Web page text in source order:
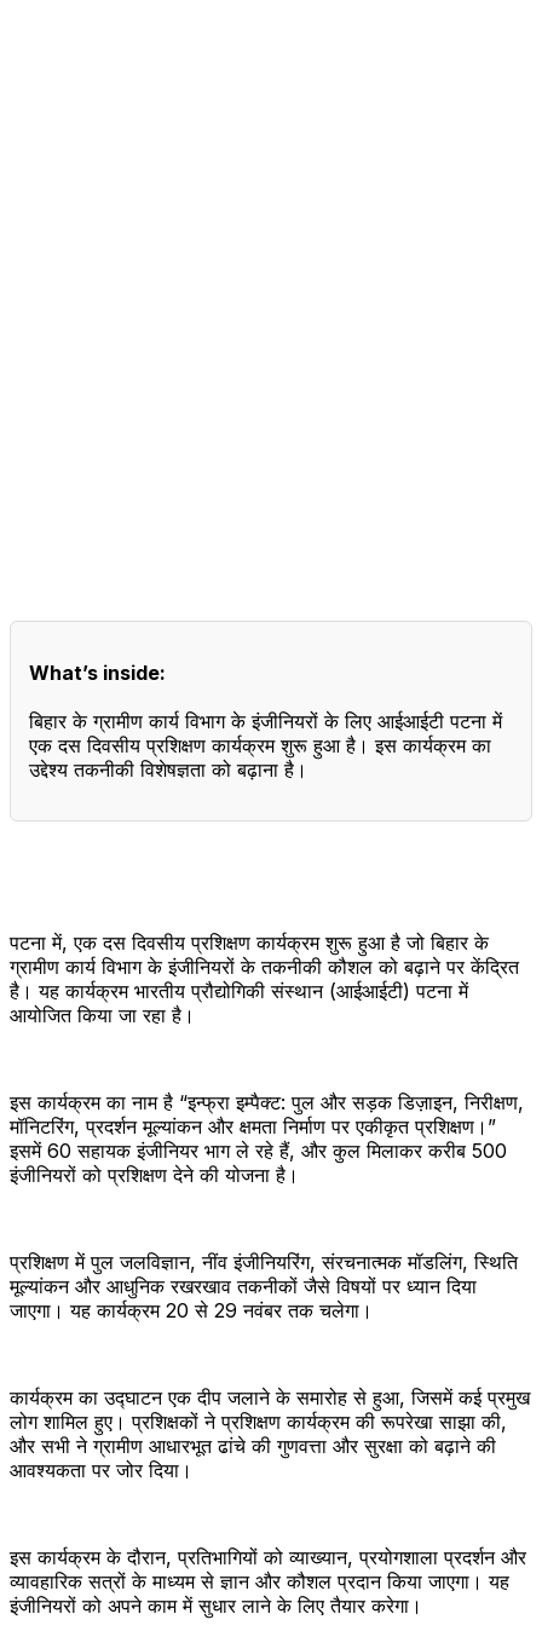
What’s inside:
बिहार के ग्रामीण कार्य विभाग के इंजीनियरों के लिए आईआईटी पटना में
एक दस दिवसीय प्रशिक्षण कार्यक्रम शुरू हुआ है। इस कार्यक्रम का
उद्देश्य तकनीकी विशेषज्ञता को बढ़ाना है।
पटना में, एक दस दिवसीय प्रशिक्षण कार्यक्रम शुरू हुआ है जो बिहार के
ग्रामीण कार्य विभाग के इंजीनियरों के तकनीकी कौशल को बढ़ाने पर केंद्रित
है। यह कार्यक्रम भारतीय प्रौद्योगिकी संस्थान (आईआईटी) पटना में
आयोजित किया जा रहा है।
इस कार्यक्रम का नाम है “इन्फ्रा इम्पैक्ट: पुल और सड़क डिज़ाइन, निरीक्षण,
मॉनिटरिंग, प्रदर्शन मूल्यांकन और क्षमता निर्माण पर एकीकृत प्रशिक्षण।”
इसमें 60 सहायक इंजीनियर भाग ले रहे हैं, और कुल मिलाकर करीब 500
इंजीनियरों को प्रशिक्षण देने की योजना है।
प्रशिक्षण में पुल जलविज्ञान, नींव इंजीनियरिंग, संरचनात्मक मॉडलिंग, स्थिति
मूल्यांकन और आधुनिक रखरखाव तकनीकों जैसे विषयों पर ध्यान दिया
जाएगा। यह कार्यक्रम 20 से 29 नवंबर तक चलेगा।
कार्यक्रम का उद्घाटन एक दीप जलाने के समारोह से हुआ, जिसमें कई प्रमुख
लोग शामिल हुए। प्रशिक्षकों ने प्रशिक्षण कार्यक्रम की रूपरेखा साझा की,
और सभी ने ग्रामीण आधारभूत ढांचे की गुणवत्ता और सुरक्षा को बढ़ाने की
आवश्यकता पर जोर दिया।
इस कार्यक्रम के दौरान, प्रतिभागियों को व्याख्यान, प्रयोगशाला प्रदर्शन और
व्यावहारिक सत्रों के माध्यम से ज्ञान और कौशल प्रदान किया जाएगा। यह
इंजीनियरों को अपने काम में सुधार लाने के लिए तैयार करेगा।